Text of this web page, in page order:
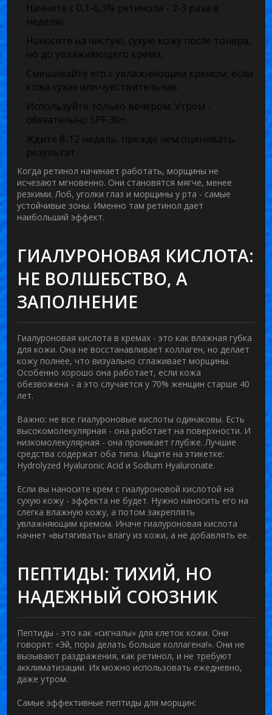
Начните с 0,1-0,3% ретинола - 2-3 раза в
неделю.
Наносите на чистую, сухую кожу после тонера,
но до увлажняющего крема.
Смешивайте его с увлажняющим кремом, если
кожа сухая или чувствительная.
Используйте только вечером. Утром -
обязательно SPF 30+.
Ждите 8-12 недель, прежде чем оценивать
результат.
Когда ретинол начинает работать, морщины не
исчезают мгновенно. Они становятся мягче, менее
резкими. Лоб, уголки глаз и морщины у рта - самые
устойчивые зоны. Именно там ретинол дает
наибольший эффект.
ГИАЛУРОНОВАЯ КИСЛОТА:
НЕ ВОЛШЕБСТВО, А
ЗАПОЛНЕНИЕ
Гиалуроновая кислота в кремах - это как влажная губка
для кожи. Она не восстанавливает коллаген, но делает
кожу полнее, что визуально сглаживает морщины.
Особенно хорошо она работает, если кожа
обезвожена - а это случается у 70% женщин старше 40
лет.
Важно: не все гиалуроновые кислоты одинаковы. Есть
высокомолекулярная - она работает на поверхности. И
низкомолекулярная - она проникает глубже. Лучшие
средства содержат оба типа. Ищите на этикетке:
Hydrolyzed Hyaluronic Acid и Sodium Hyaluronate.
Если вы наносите крем с гиалуроновой кислотой на
сухую кожу - эффекта не будет. Нужно наносить его на
слегка влажную кожу, а потом закреплять
увлажняющим кремом. Иначе гиалуроновая кислота
начнет «вытягивать» влагу из кожи, а не добавлять ее.
ПЕПТИДЫ: ТИХИЙ, НО
НАДЕЖНЫЙ СОЮЗНИК
Пептиды - это как «сигналы» для клеток кожи. Они
говорят: «Эй, пора делать больше коллагена!». Они не
вызывают раздражения, как ретинол, и не требуют
акклиматизации. Их можно использовать ежедневно,
даже утром.
Самые эффективные пептиды для морщин: